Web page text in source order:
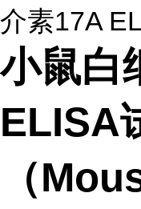
介素17A
小鼠白
ELISA
（